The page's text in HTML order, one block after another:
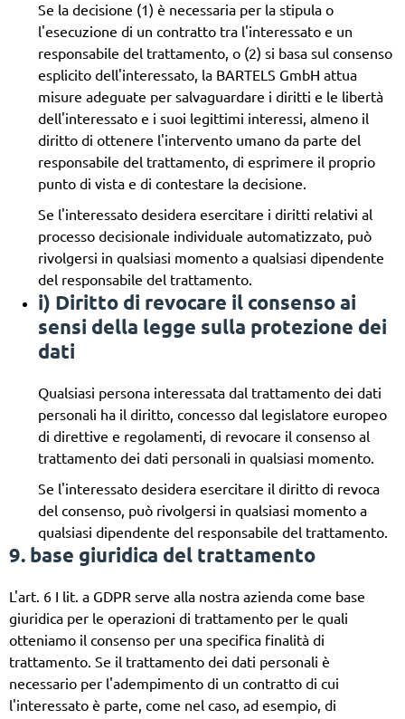
Se la decisione (1) è necessaria per la stipula o
l'esecuzione di un contratto tra l'interessato e un
responsabile del trattamento, o (2) si basa sul consenso
esplicito dell'interessato, la BARTELS GmbH attua
misure adeguate per salvaguardare i diritti e le libertà
dell'interessato e i suoi legittimi interessi, almeno il
diritto di ottenere l'intervento umano da parte del
responsabile del trattamento, di esprimere il proprio
punto di vista e di contestare la decisione.
Se l'interessato desidera esercitare i diritti relativi al
processo decisionale individuale automatizzato, può
rivolgersi in qualsiasi momento a qualsiasi dipendente
del responsabile del trattamento.
i) Diritto di revocare il consenso ai
sensi della legge sulla protezione dei
dati
Qualsiasi persona interessata dal trattamento dei dati
personali ha il diritto, concesso dal legislatore europeo
di direttive e regolamenti, di revocare il consenso al
trattamento dei dati personali in qualsiasi momento.
Se l'interessato desidera esercitare il diritto di revoca
del consenso, può rivolgersi in qualsiasi momento a
qualsiasi dipendente del responsabile del trattamento.
9. base giuridica del trattamento
L'art. 6 I lit. a GDPR serve alla nostra azienda come base
giuridica per le operazioni di trattamento per le quali
otteniamo il consenso per una specifica finalità di
trattamento. Se il trattamento dei dati personali è
necessario per l'adempimento di un contratto di cui
l'interessato è parte, come nel caso, ad esempio, di